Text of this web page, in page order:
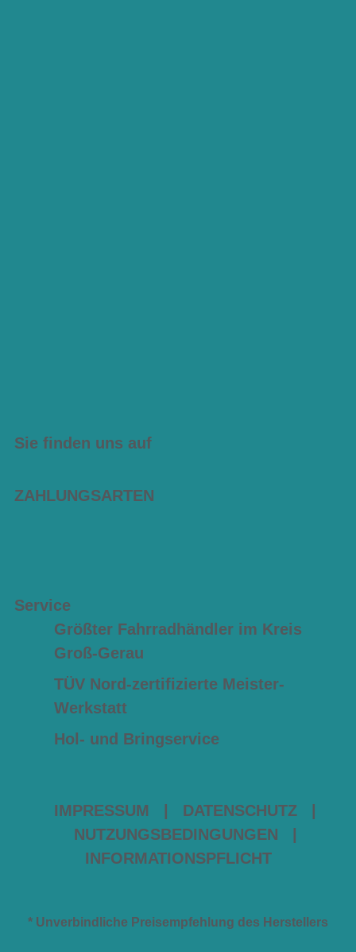
Sie finden uns auf
ZAHLUNGSARTEN
Service
Größter Fahrradhändler im Kreis
Groß-Gerau
TÜV Nord-zertifizierte Meister-
Werkstatt
Hol- und Bringservice
IMPRESSUM DATENSCHUTZ
NUTZUNGSBEDINGUNGEN
INFORMATIONSPFLICHT
* Unverbindliche Preisempfehlung des Herstellers